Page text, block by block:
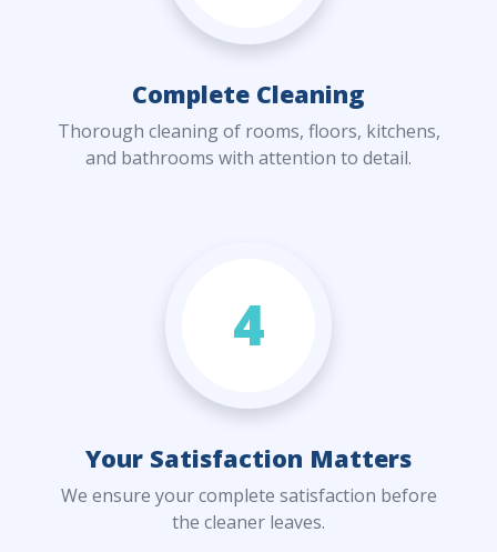
Complete Cleaning
Thorough cleaning of rooms, floors, kitchens,
and bathrooms with attention to detail.
4
Your Satisfaction Matters
We ensure your complete satisfaction before
the cleaner leaves.